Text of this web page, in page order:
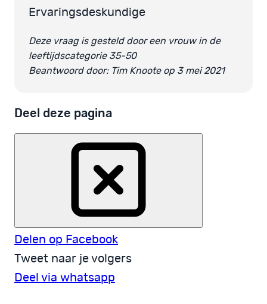
Ervaringsdeskundige
Deze vraag is gesteld door een vrouw in de
leeftijdscategorie 35-50
Beantwoord door: Tim Knoote op 3 mei 2021
Deel deze pagina
Delen op Facebook
Tweet naar je volgers
Deel via whatsapp